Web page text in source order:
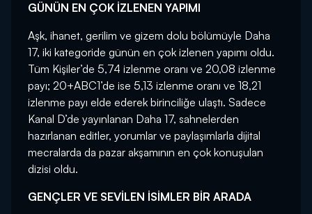
GÜNÜN EN ÇOK İZLENEN YAPIMI
Aşk, ihanet, gerilim ve gizem dolu bölümüyle Daha
17, iki kategoride günün en çok izlenen yapımı oldu.
Tüm Kişiler’de 5,74 izlenme oranı ve 20,08 izlenme
payı; 20+ABC1’de ise 5,13 izlenme oranı ve 18,21
izlenme payı elde ederek birinciliğe ulaştı. Sadece
Kanal D’de yayınlanan Daha 17, sahnelerden
hazırlanan editler, yorumlar ve paylaşımlarla dijital
mecralarda da pazar akşamının en çok konuşulan
dizisi oldu.
GENÇLER VE SEVİLEN İSİMLER BİR ARADA